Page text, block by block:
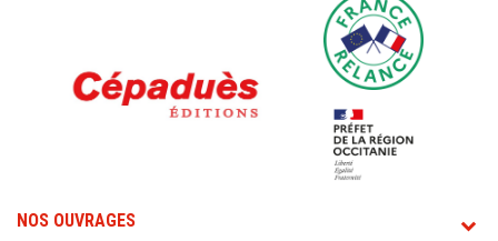
NOS OUVRAGES